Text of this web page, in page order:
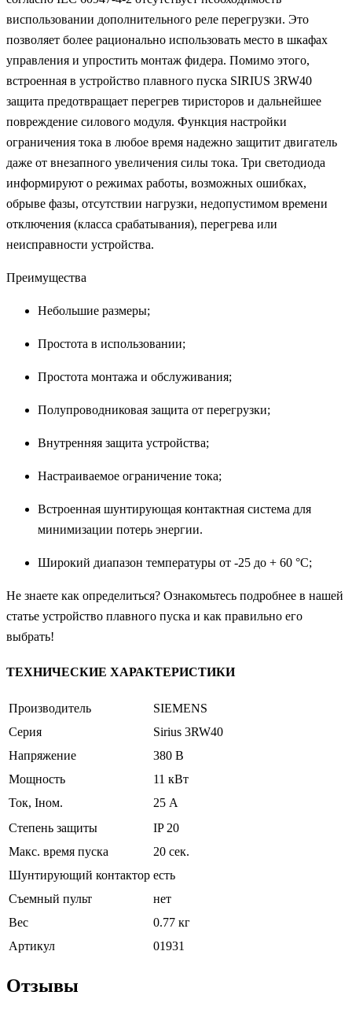
виспользовании дополнительного реле перегрузки. Это
позволяет более рационально использовать место в шкафах
управления и упростить монтаж фидера. Помимо этого,
встроенная в устройство плавного пуска SIRIUS 3RW40
защита предотвращает перегрев тиристоров и дальнейшее
повреждение силового модуля. Функция настройки
ограничения тока в любое время надежно защитит двигатель
даже от внезапного увеличения силы тока. Три светодиода
информируют о режимах работы, возможных ошибках,
обрыве фазы, отсутствии нагрузки, недопустимом времени
отключения (класса срабатывания), перегрева или
неисправности устройства.
Преимущества
Небольшие размеры;
Простота в использовании;
Простота монтажа и обслуживания;
Полупроводниковая защита от перегрузки;
Внутренняя защита устройства;
Настраиваемое ограничение тока;
Встроенная шунтирующая контактная система для
минимизации потерь энергии.
Широкий диапазон температуры от -25 до + 60 °C;
Не знаете как определиться? Ознакомьтесь подробнее в нашей
статье устройство плавного пуска и как правильно его
выбрать!
ТЕХНИЧЕСКИЕ ХАРАКТЕРИСТИКИ
Производитель
SIEMENS
Серия
Sirius 3RW40
Напряжение
380 В
Мощность
11 кВт
Ток, Iном.
25 А
Степень защиты
IP 20
Макс. время пуска
20 сек.
Шунтирующий контактор есть
Съемный пульт
нет
Вес
0.77 кг
Артикул
01931
Отзывы